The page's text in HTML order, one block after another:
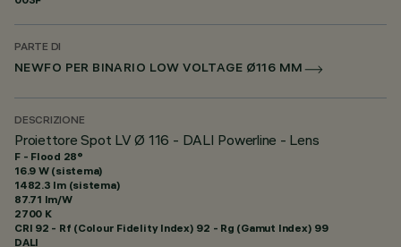
PARTE DI
NEWFO PER BINARIO LOW VOLTAGE Ø116 MM
DESCRIZIONE
Proiettore Spot LV Ø 116 - DALI Powerline - Lens
F - Flood 28°
16.9 W (sistema)
1482.3 lm (sistema)
87.71 lm/W
2700 K
CRI 92 - Rf (Colour Fidelity Index) 92 - Rg (Gamut Index) 99
DALI